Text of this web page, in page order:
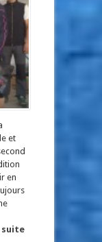
et
en
suite